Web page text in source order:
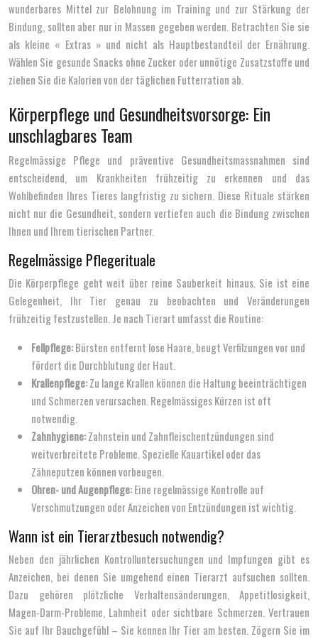
wunderbares Mittel zur Belohnung im Training und zur Stärkung der
Bindung, sollten aber nur in Massen gegeben werden. Betrachten Sie sie
als kleine « Extras » und nicht als Hauptbestandteil der Ernährung.
Wählen Sie gesunde Snacks ohne Zucker oder unnötige Zusatzstoffe und
ziehen Sie die Kalorien von der täglichen Futterration ab.
Körperpflege und Gesundheitsvorsorge: Ein
unschlagbares Team
Regelmässige Pflege und präventive Gesundheitsmassnahmen sind
entscheidend, um Krankheiten frühzeitig zu erkennen und das
Wohlbefinden Ihres Tieres langfristig zu sichern. Diese Rituale stärken
nicht nur die Gesundheit, sondern vertiefen auch die Bindung zwischen
Ihnen und Ihrem tierischen Partner.
Regelmässige Pflegerituale
Die Körperpflege geht weit über reine Sauberkeit hinaus. Sie ist eine
Gelegenheit, Ihr Tier genau zu beobachten und Veränderungen
frühzeitig festzustellen. Je nach Tierart umfasst die Routine:
Fellpflege:Bürsten entfernt lose Haare, beugt Verfilzungen vor und
fördert die Durchblutung der Haut.
Krallenpflege:Zu lange Krallen können die Haltung beeinträchtigen
und Schmerzen verursachen. Regelmässiges Kürzen ist oft
notwendig.
Zahnhygiene:Zahnstein und Zahnfleischentzündungen sind
weitverbreitete Probleme. Spezielle Kauartikel oder das
Zähneputzen können vorbeugen.
Ohren- und Augenpflege:Eine regelmässige Kontrolle auf
Verschmutzungen oder Anzeichen von Entzündungen ist wichtig.
Wann ist ein Tierarztbesuch notwendig?
Neben den jährlichen Kontrolluntersuchungen und Impfungen gibt es
Anzeichen, bei denen Sie umgehend einen Tierarzt aufsuchen sollten.
Dazu gehören plötzliche Verhaltensänderungen, Appetitlosigkeit,
Magen-Darm-Probleme, Lahmheit oder sichtbare Schmerzen. Vertrauen
Sie auf Ihr Bauchgefühl – Sie kennen Ihr Tier am besten. Zögern Sie im